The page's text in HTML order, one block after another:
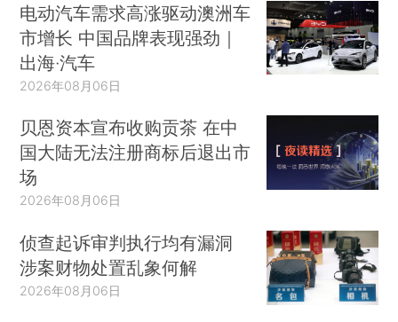
电动汽车需求高涨驱动澳洲车
市增长 中国品牌表现强劲｜
出海·汽车
2026年08月06日
贝恩资本宣布收购贡茶 在中
国大陆无法注册商标后退出市
场
2026年08月06日
侦查起诉审判执行均有漏洞
涉案财物处置乱象何解
2026年08月06日